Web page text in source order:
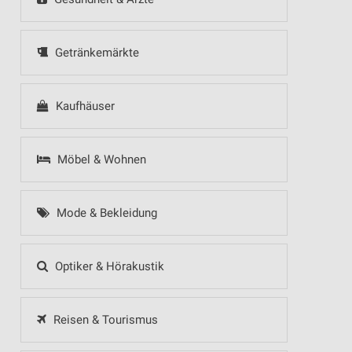
Getränkemärkte
Kaufhäuser
Möbel & Wohnen
Mode & Bekleidung
Optiker & Hörakustik
Reisen & Tourismus